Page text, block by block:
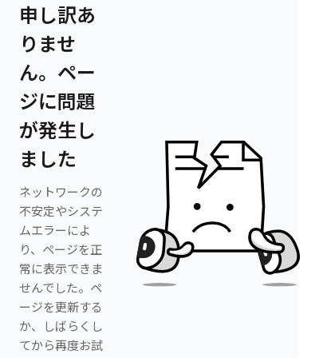
申し訳あ
りませ
ん。ペー
ジに問題
が発生し
ました
ネットワークの
不安定やシステ
ムエラーによ
り、ページを正
常に表示できま
せんでした。ペ
ージを更新する
か、しばらくし
てから再度お試